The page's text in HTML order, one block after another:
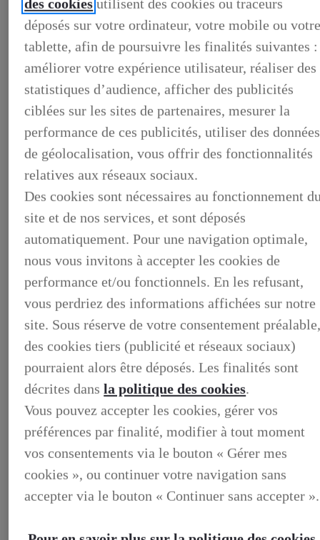
D'OCCASION LABELLISEES LEXUS PREFERENCE
BUSINESS
LES AVANTAGES LEXUS BUSINESS
ELECTRIFIED TESTDRIVE
ELECTRIFIED PROGRAM
NOS OFFRES DU MOMENT
NOS SOLUTIONS DE FINANCEMENT
L'HYBRIDE POUR LES PROFESSIONNELS
CONTACTEZ-NOUS
BUSINESS
DECOUVREZ NOS SOLUTIONS DEDIEES AUX
PROFESSIONNELS
BUSINESS, DECOUVREZ NOS SOLUTIONS DEDIEES
VOTRE LEXUS
ENTRETIEN & REPARATION
Entretien du vehicule
des cookies utilisent des cookies ou traceurs
déposés sur votre ordinateur, votre mobile ou
tablette, afin de poursuivre les finalités suivantes :
améliorer votre expérience utilisateur, réaliser des
statistiques d’audience, afficher des publicités
ciblées sur les sites de partenaires, mesurer la
performance de ces publicités, utiliser des données
de géolocalisation, vous offrir des fonctionnalités
relatives aux réseaux sociaux.
Des cookies sont nécessaires au fonctionnement
site et de nos services, et sont déposés
automatiquement. Pour une navigation optimale,
nous vous invitons à accepter les cookies de
performance et/ou fonctionnels. En les refusant,
vous perdriez des informations affichées sur notre
site. Sous réserve de votre consentement
des cookies tiers (publicité et réseaux sociaux)
pourraient alors être déposés. Les finalités sont
décrites dansla politique des cookies.
Vous pouvez accepter les cookies, gérer vos
préférences par finalité, modifier à tout moment
vos consentements via le bouton « Gérer mes
cookies », ou continuer votre navigation sans
accepter via le bouton « Continuer sans accepter ».